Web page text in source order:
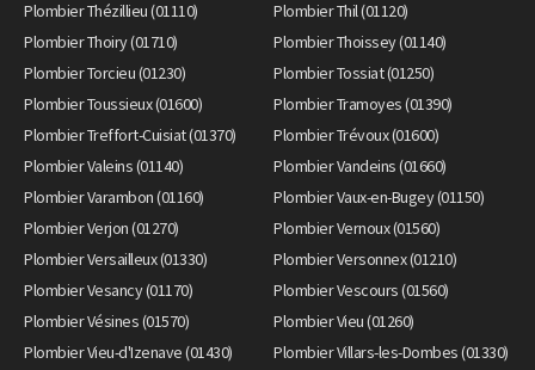
Plombier Thézillieu (01110)
Plombier Thil (01120)
Plombier Thoiry (01710)
Plombier Thoissey (01140)
Plombier Torcieu (01230)
Plombier Tossiat (01250)
Plombier Toussieux (01600)
Plombier Tramoyes (01390)
Plombier Treffort-Cuisiat (01370)
Plombier Trévoux (01600)
Plombier Valeins (01140)
Plombier Vandeins (01660)
Plombier Varambon (01160)
Plombier Vaux-en-Bugey (01150)
Plombier Verjon (01270)
Plombier Vernoux (01560)
Plombier Versailleux (01330)
Plombier Versonnex (01210)
Plombier Vesancy (01170)
Plombier Vescours (01560)
Plombier Vésines (01570)
Plombier Vieu (01260)
Plombier Vieu-d'Izenave (01430)
Plombier Villars-les-Dombes (01330)